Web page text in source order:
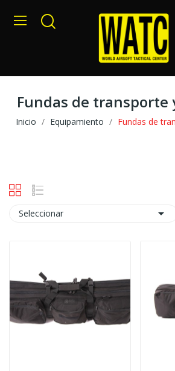
Fundas de transporte
Inicio Equipamiento Fundas de
Seleccionar 